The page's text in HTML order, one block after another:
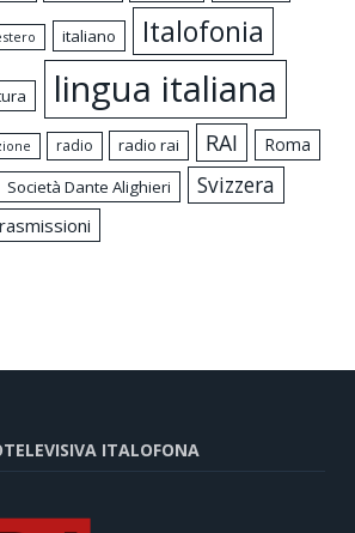
italiano Italofonia
lingua italiana
radio radio rai RAI
Roma
Società Dante Alighieri Svizzera
ITALOFONA